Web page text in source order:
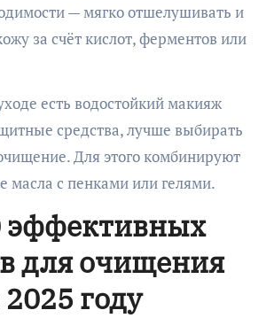
— мягко отшелушивать и
за счёт кислот, ферментов или
есть водостойкий макияж
средства, лучше выбирать
Для этого комбинируют
масла с пенками или гелями.
эффективных
для очищения
году